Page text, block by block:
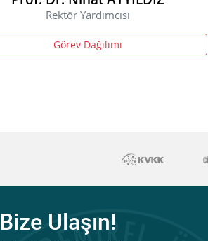
Rektör Yardımcısı
Görev Dağılımı
Bize Ulaşın!